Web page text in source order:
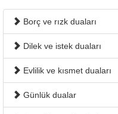
Borç ve rızk duaları
Dilek ve istek duaları
Evlilik ve kısmet duaları
Günlük dualar